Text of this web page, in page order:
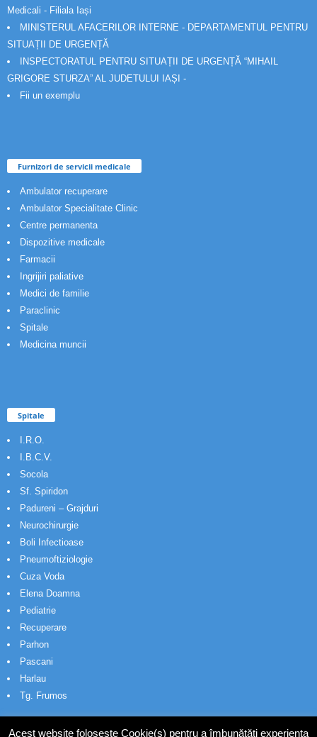
Medicali - Filiala Iași
MINISTERUL AFACERILOR INTERNE - DEPARTAMENTUL PENTRU
SITUAȚII DE URGENȚĂ
INSPECTORATUL PENTRU SITUAȚII DE URGENȚĂ “MIHAIL
GRIGORE STURZA” AL JUDETULUI IAȘI -
Fii un exemplu
Furnizori de servicii medicale
Ambulator recuperare
Ambulator Specialitate Clinic
Centre permanenta
Dispozitive medicale
Farmacii
Ingrijiri paliative
Medici de familie
Paraclinic
Spitale
Medicina muncii
Spitale
I.R.O.
I.B.C.V.
Socola
Sf. Spiridon
Padureni – Grajduri
Neurochirurgie
Boli Infectioase
Pneumoftiziologie
Cuza Voda
Elena Doamna
Pediatrie
Recuperare
Parhon
Pascani
Harlau
Tg. Frumos
Acest website folosește Cookie(s) pentru a îmbunătăți experiența